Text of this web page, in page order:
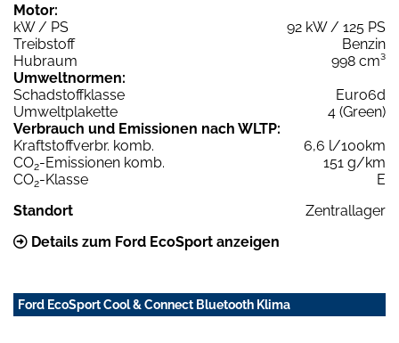
Motor:
kW / PS
92 kW / 125 PS
Treibstoff
Benzin
Hubraum
998 cm³
Umweltnormen:
Schadstoffklasse
Euro6d
Umweltplakette
4 (Green)
Verbrauch und Emissionen nach WLTP:
Kraftstoffverbr. komb.
6,6 l/100km
CO2-Emissionen komb.
151 g/km
CO2-Klasse
E
Standort
Zentrallager
Details zum Ford EcoSport anzeigen
Ford EcoSport Cool & Connect Bluetooth Klima